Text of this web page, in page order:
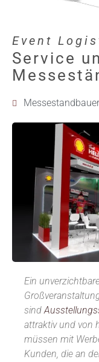
Event
Service
Messestandbauer
Ein
sind
attraktiv und von
müssen mit
Kunden, die an